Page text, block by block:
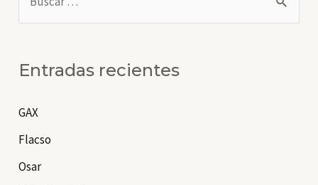
c
r
p
o
Entradas recientes
GAX
Flacso
Osar